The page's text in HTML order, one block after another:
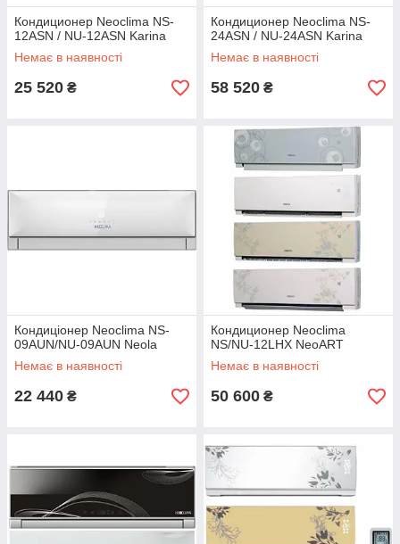
Кондиционер Neoclima NS-
12ASN / NU-12ASN Karina
Немає в наявності
25 520 ₴
Кондиционер Neoclima NS-
24ASN / NU-24ASN Karina
Немає в наявності
58 520 ₴
Кондиціонер Neoclima NS-
09AUN/NU-09AUN Neola
Немає в наявності
22 440 ₴
Кондиционер Neoclima
NS/NU-12LHX NeoART
Немає в наявності
50 600 ₴